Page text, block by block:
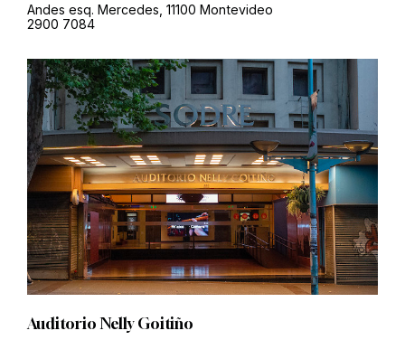
Andes esq. Mercedes, 11100 Montevideo
2900 7084
Auditorio Nelly Goitiño